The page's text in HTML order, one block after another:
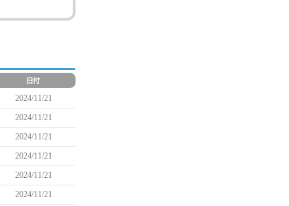
2024/11/21
2024/11/21
2024/11/21
2024/11/21
2024/11/21
2024/11/21